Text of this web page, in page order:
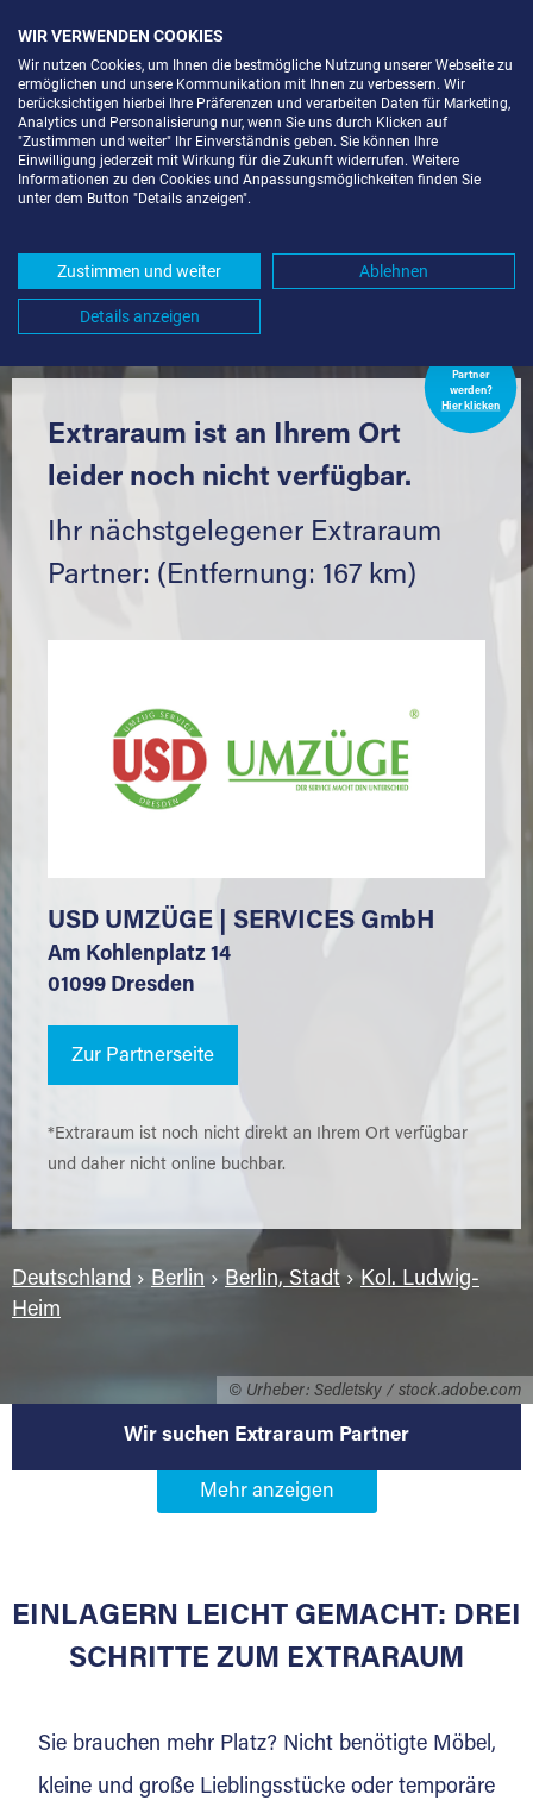
© Urheber: Sedletsky / stock.adobe.com
LAGERBOX IN BERLIN-KOL.
UMGEBUNG *
Komfortabel einlagern mit Extraraum
Partner
werden?
Hier klicken
Extraraum ist an Ihrem Ort
leider noch nicht verfügbar.
Ihr nächstgelegener Extraraum
Partner: (Entfernung: 167 km)
USD UMZÜGE | SERVICES GmbH
Am Kohlenplatz 14
01099 Dresden
Zur Partnerseite
*Extraraum ist noch nicht direkt an Ihrem Ort verfügbar
und daher nicht online buchbar.
Deutschland › Berlin › Berlin, Stadt› Kol. Ludwig-
Heim
Wir suchen Extraraum Partner
Werden Sie Extraraum Partner in
Sie bieten Kunden Lagerraum zur Miete, der
für die Einlagerung von Umzugsgut gebaut
Lagerkunden und Vermietungen.
Ihre Vorteile als Extraraum Partner:
EINLAGERN LEICHT GEMACHT: DREI
SCHRITTE ZUM EXTRARAUM
Sie brauchen mehr Platz? Nicht benötigte Möbel,
kleine und große Lieblingsstücke oder temporäre
WIR VERWENDEN COOKIES
Wir nutzen Cookies, um Ihnen die bestmögliche Nutzung unserer Webseite zu
ermöglichen und unsere Kommunikation mit Ihnen zu verbessern. Wir
berücksichtigen hierbei Ihre Präferenzen und verarbeiten Daten für Marketing,
Analytics und Personalisierung nur, wenn Sie uns durch Klicken auf
"Zustimmen und weiter" Ihr Einverständnis geben. Sie können Ihre
Einwilligung jederzeit mit Wirkung für die Zukunft widerrufen. Weitere
Informationen zu den Cookies und Anpassungsmöglichkeiten finden Sie
unter dem Button "Details anzeigen".
Zustimmen und weiter Ablehnen
Details anzeigen